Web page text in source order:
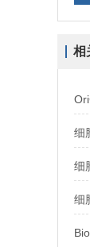
相
细